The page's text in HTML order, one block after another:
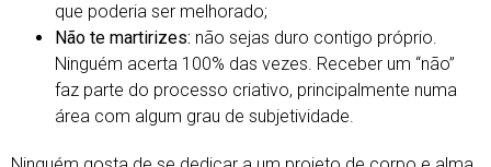
que poderia ser melhorado;
Não te martirizes: não sejas duro contigo próprio.
Ninguém acerta 100% das vezes. Receber um “não”
faz parte do processo criativo, principalmente numa
área com algum grau de subjetividade.